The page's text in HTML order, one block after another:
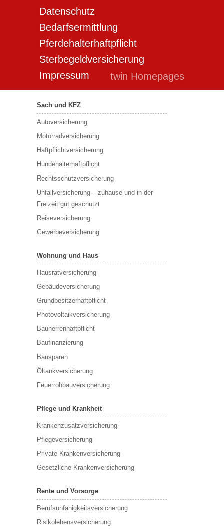
Datenschutz
Bedarfsermittlung
Pferdehalterhaftpflicht
Sterbegeldversicherung
Impressum
twin Homepages
Sach und KFZ
Autoversicherung
Motorradversicherung
Haftpflichtversicherung
Hundehalterhaftpflicht
Rechtsschutzversicherung
Unfallversicherung – zuhause und in der
Freizeit gut geschützt
Reiseversicherung
Gewerbeversicherung
Wohnung und Haus
Hausratversicherung
Gebäudeversicherung
Grundbesitzerhaftpflicht
Photovoltaikversicherung
Bauherrenhaftpflicht
Baufinanzierung
Bausparen
Öltankversicherung
Feuerrohbauversicherung
Pflege und Krankheit
Krankenzusatzversicherung
Pflegeversicherung
Private Krankenversicherung
Gesetzliche Krankenversicherung
Rente und Vorsorge
Berufs­unfähigkeitsversicherung
Risikolebensversicherung